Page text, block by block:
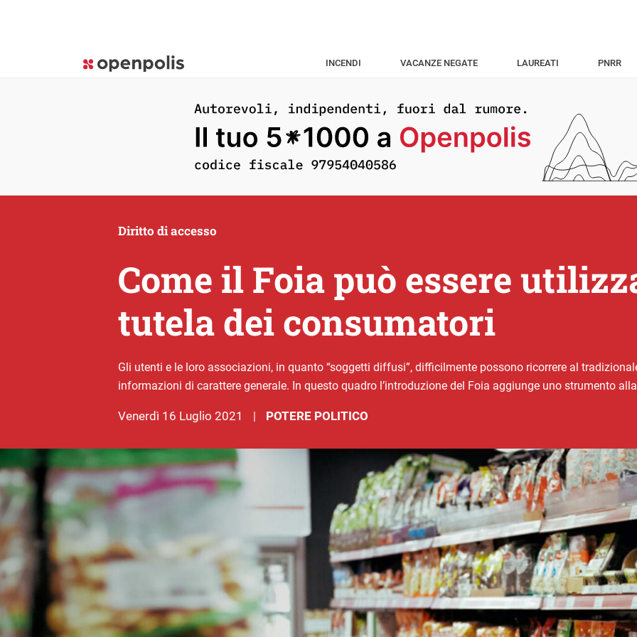
INCENDI VACANZE NEGATE LAUREATI PNRR
Come il Foia può essere
tutela dei consumatori
Diritto di accesso
Gli utenti e le loro associazioni, in quanto “soggetti diffusi”, difficilmente possono ricorrere al
informazioni di carattere generale. In questo quadro l’introduzione del Foia aggiunge uno strumento
venerdì 16 Luglio 2021 | POTERE POLITICO